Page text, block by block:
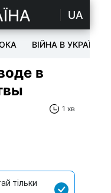
UA
ВІЙНА В УКРАЇНІ
в
1 хв
тільки